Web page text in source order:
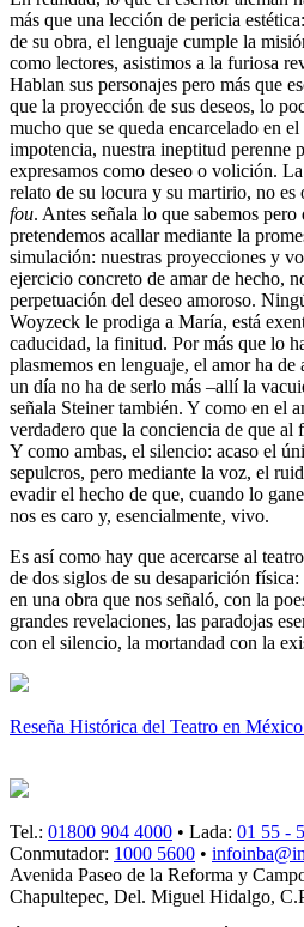
más que una lección de pericia
de su obra, el lenguaje cumple la
como lectores, asistimos a la furiosa
Hablan sus personajes pero más que
que la proyección de sus deseos, lo
mucho que se queda encarcelado en
impotencia, nuestra ineptitud perenne
expresamos como deseo o volición.
relato de su locura y su martirio, no es
fou. Antes señala lo que sabemos
pretendemos acallar mediante la
simulación: nuestras proyecciones y
ejercicio concreto de amar de hecho,
perpetuación del deseo amoroso.
Woyzeck le prodiga a María, está
caducidad, la finitud. Por más que lo
plasmemos en lenguaje, el amor ha de
un día no ha de serlo más –allí la
señala Steiner también. Y como en el
verdadero que la conciencia de que al
Y como ambas, el silencio: acaso el
sepulcros, pero mediante la voz, el
evadir el hecho de que, cuando lo
nos es caro y, esencialmente, vivo.
Es así como hay que acercarse al
de dos siglos de su desaparición física:
en una obra que nos señaló, con la
grandes revelaciones, las paradojas
con el silencio, la mortandad con la
Reseña Histórica del Teatro en
Tel.: 01800 904 4000 • Lada: 01 55 -
Conmutador: 1000 5600 •
Avenida Paseo de la Reforma y
Chapultepec, Del. Miguel Hidalgo,